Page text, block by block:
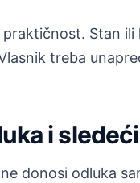
Stan
treba
i
donosi odluka